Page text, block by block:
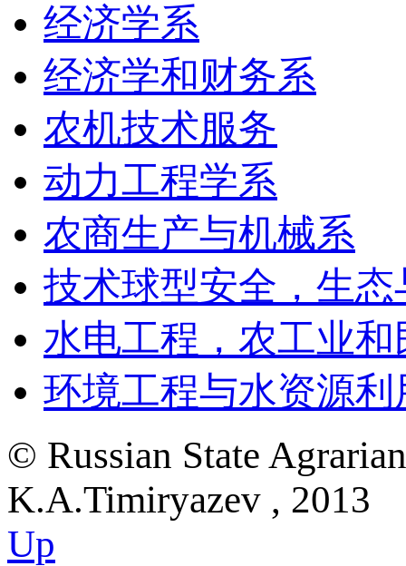
经济学系
经济学和财务系
农机技术服务
动力工程学系
农商生产与机械系
技术球型安全，生
水电工程，农工业
环境工程与水资源利
© Russian State
K.A.Timiryazev , 2013
Up